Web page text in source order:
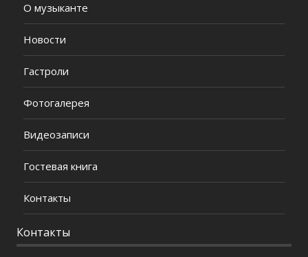
О музыканте
Новости
Гастроли
Фотогалерея
Видеозаписи
Гостевая книга
Контакты
Контакты